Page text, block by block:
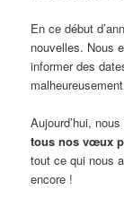
En ce début
nouvelles. Nous
informer des
Aujourd’hui,
tous nos vœux
tout ce qui nous
encore !